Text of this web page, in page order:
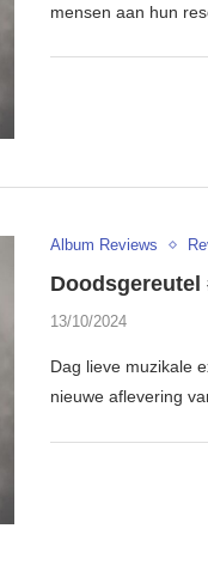
mensen aan hun
Album Reviews
Doodsgereutel
13/10/2024
Dag lieve muzikale
nieuwe aflevering